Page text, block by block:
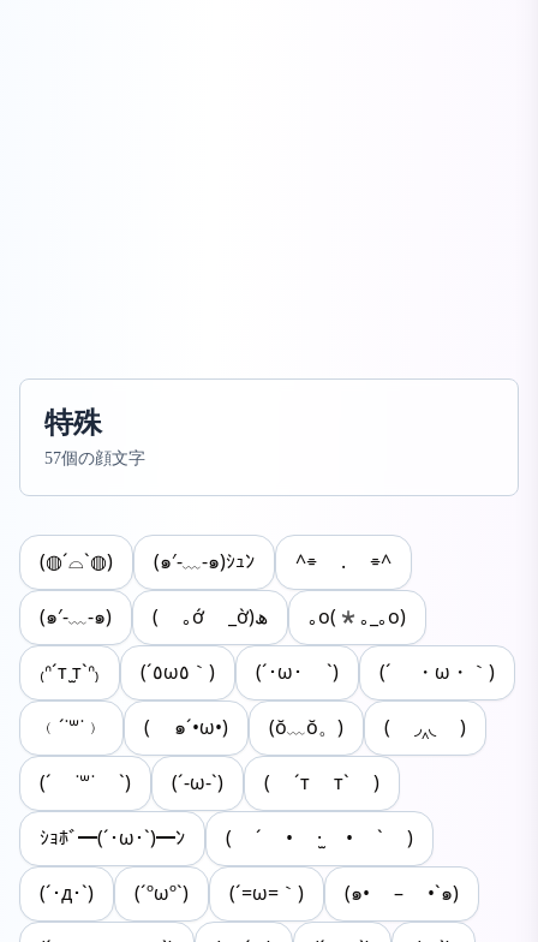
特殊
57個の顔文字
(◍´⌓`◍) (๑′-﹏-๑)ｼｭﾝ ^⌯ . ⌯^
(๑′-﹏-๑) ( ｡ớ _ờ)ھ ｡o(*｡_｡o)
₍ᐢ´т ̫т`ᐢ₎ (´٥ω٥｀) (´･ω･ `) (´ ・ω・｀)
﹙´˙꒳​˙﹚ ( ๑´•ω•) (ŏ﹏ŏ。) ( ◞‸◟ )
(´ ˙꒳˙ `) (´-ω-`) ( ´т т` )
ｼｮﾎﾞ━(´･ω･`)━ﾝ ( ´ • ·̫ • ` )
(´･д･`) (´ºωº`) (´=ω=｀) (๑• – •`๑)